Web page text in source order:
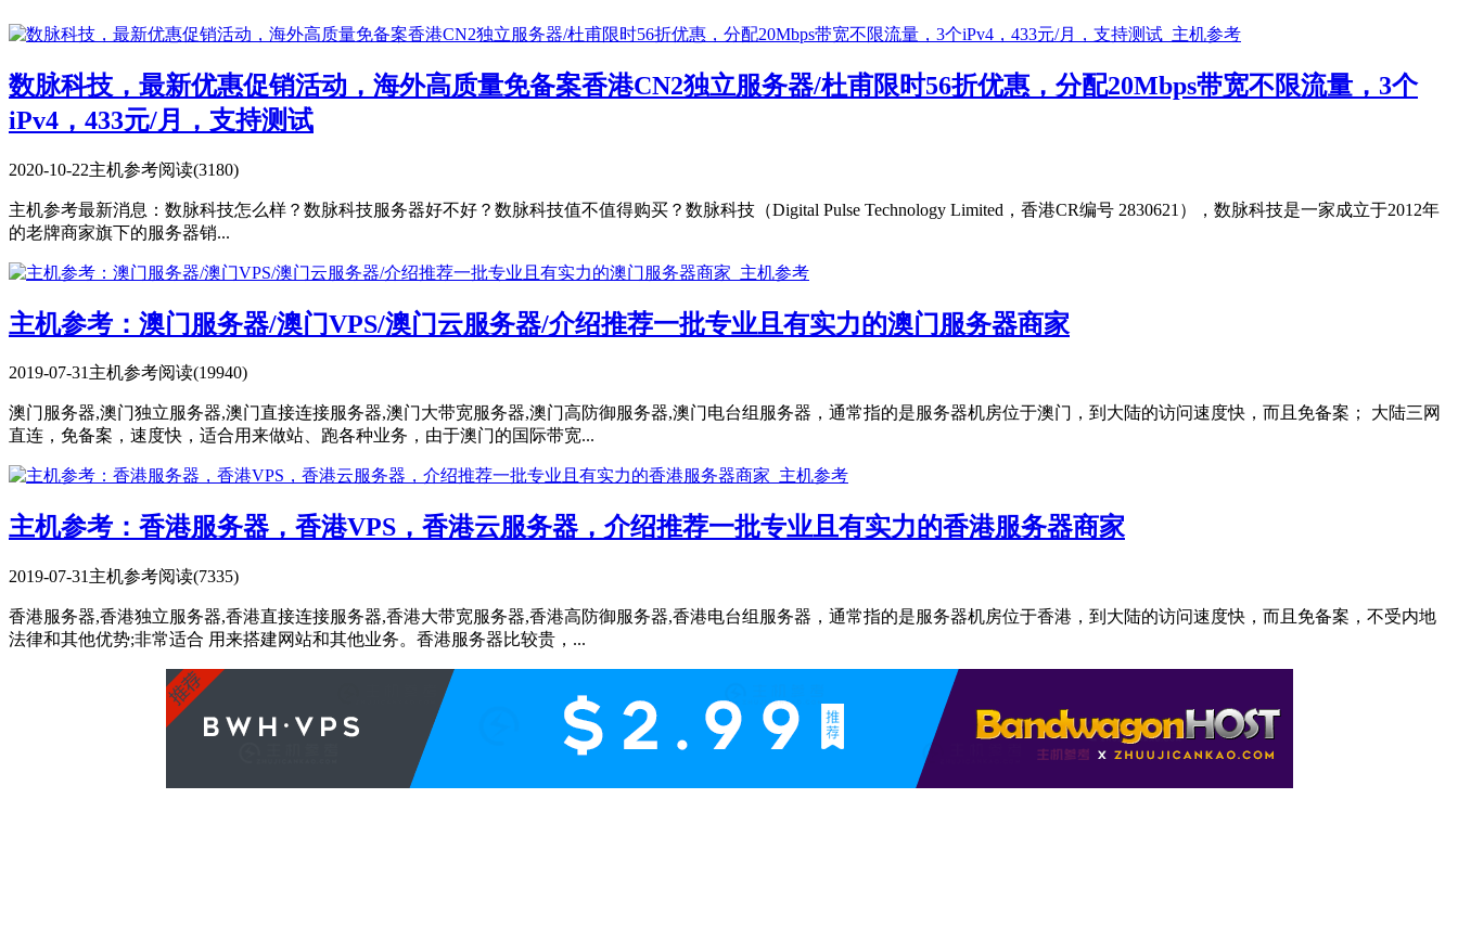
数脉科技，最新优惠促销活动，海外高质量免备案香港CN2独立服务器/杜甫限时56折优惠，分配20Mbps带宽不限流量，3个
iPv4，433元/月，支持测试
2020-10-22主机参考阅读(3180)
主机参考最新消息：数脉科技怎么样？数脉科技服务器好不好？数脉科技值不值得购买？数脉科技（Digital Pulse Technology Limited，香港CR编号 2830621），数脉科技是一家成立于2012年
的老牌商家旗下的服务器销...
主机参考：澳门服务器/澳门VPS/澳门云服务器/介绍推荐一批专业且有实力的澳门服务器商家
2019-07-31主机参考阅读(19940)
澳门服务器,澳门独立服务器,澳门直接连接服务器,澳门大带宽服务器,澳门高防御服务器,澳门电台组服务器，通常指的是服务器机房位于澳门，到大陆的访问速度快，而且免备案； 大陆三网
直连，免备案，速度快，适合用来做站、跑各种业务，由于澳门的国际带宽...
主机参考：香港服务器，香港VPS，香港云服务器，介绍推荐一批专业且有实力的香港服务器商家
2019-07-31 主机参考阅读(7335)
香港服务器,香港独立服务器,香港直接连接服务器,香港大带宽服务器,香港高防御服务器,香港电台组服务器，通常指的是服务器机房位于香港，到大陆的访问速度快，而且免备案，不受内地
法律和其他优势;非常适合 用来搭建网站和其他业务。香港服务器比较贵，...